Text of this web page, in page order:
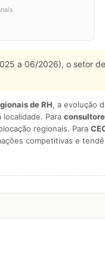
a 06/2026), o setor de
de RH, a evolução
Para
regionais. Para
competitivas e